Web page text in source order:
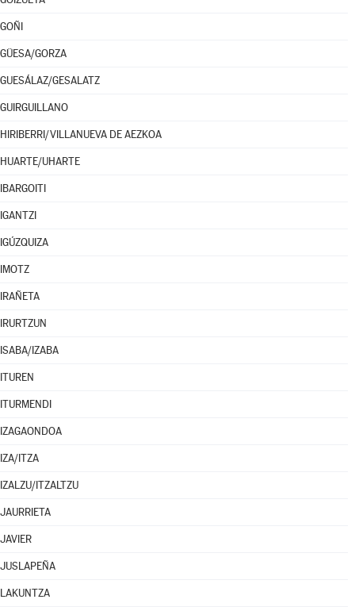
GOÑI
GÜESA/GORZA
GUESÁLAZ/GESALATZ
GUIRGUILLANO
HIRIBERRI/VILLANUEVA DE AEZKOA
HUARTE/UHARTE
IBARGOITI
IGANTZI
IGÚZQUIZA
IMOTZ
IRAÑETA
IRURTZUN
ISABA/IZABA
ITUREN
ITURMENDI
IZAGAONDOA
IZA/ITZA
IZALZU/ITZALTZU
JAURRIETA
JAVIER
JUSLAPEÑA
LAKUNTZA